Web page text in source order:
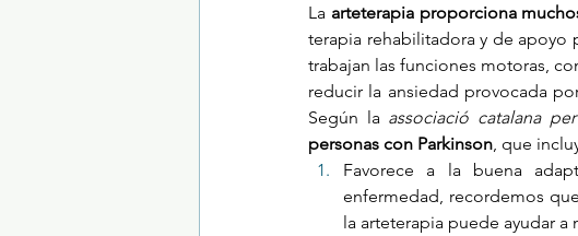
La arteterapia proporciona
terapia rehabilitadora y de apoyo
trabajan las funciones motoras,
reducir la ansiedad provocada
Según la associació catalana
personas con Parkinson , que
Favorece a la buena
enfermedad, recordemos
la arteterapia puede ayudar a